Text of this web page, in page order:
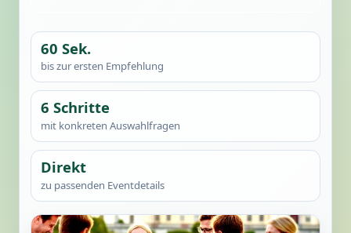
60 Sek.
bis zur ersten Empfehlung
6 Schritte
mit konkreten Auswahlfragen
Direkt
zu passenden Eventdetails